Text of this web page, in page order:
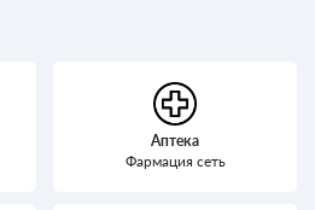
Аптека
Фармация сеть